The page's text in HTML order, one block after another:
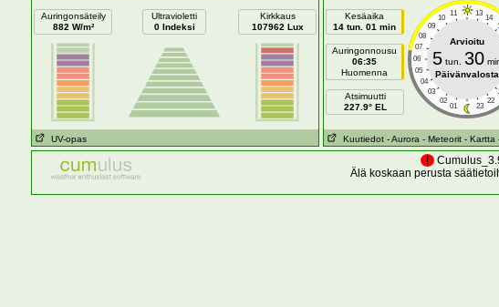
Auringonsäteily
882 W/m²
Ultravioletti
0 Indeksi
Kirkkaus
107962 Lux
UV-opas
Kesäaika
14 tun. 01 min
Auringonnousu
06:35
Huomenna
Atsimuutti
227.9° EL
11 13
10
14
09
08
07
06
05
04
03
02
22
01 23
Arvioitu
5 tun. 30
Päivänvalosta
Kuutiedot - Aurora - Meteorit - Kartta
!
Älä koskaan perusta